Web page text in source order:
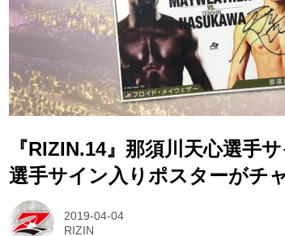
『RIZIN.14』那須川天心選手
選手サイン入りポスターがチ
2019-04-04
RIZIN